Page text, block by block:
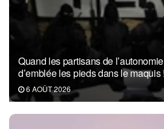
Quand les partisans de
d’emblée les pieds dans le maquis !
6 AOÛT 2026